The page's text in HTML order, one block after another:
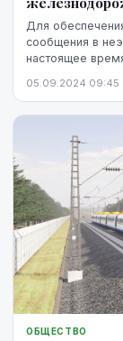
Для
сообщения в
настоящее
05.09.2024 09:45
ОБЩЕСТВО